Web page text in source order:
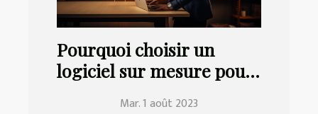
Pourquoi choisir un
logiciel sur mesure pour
Mar. 1 août 2023